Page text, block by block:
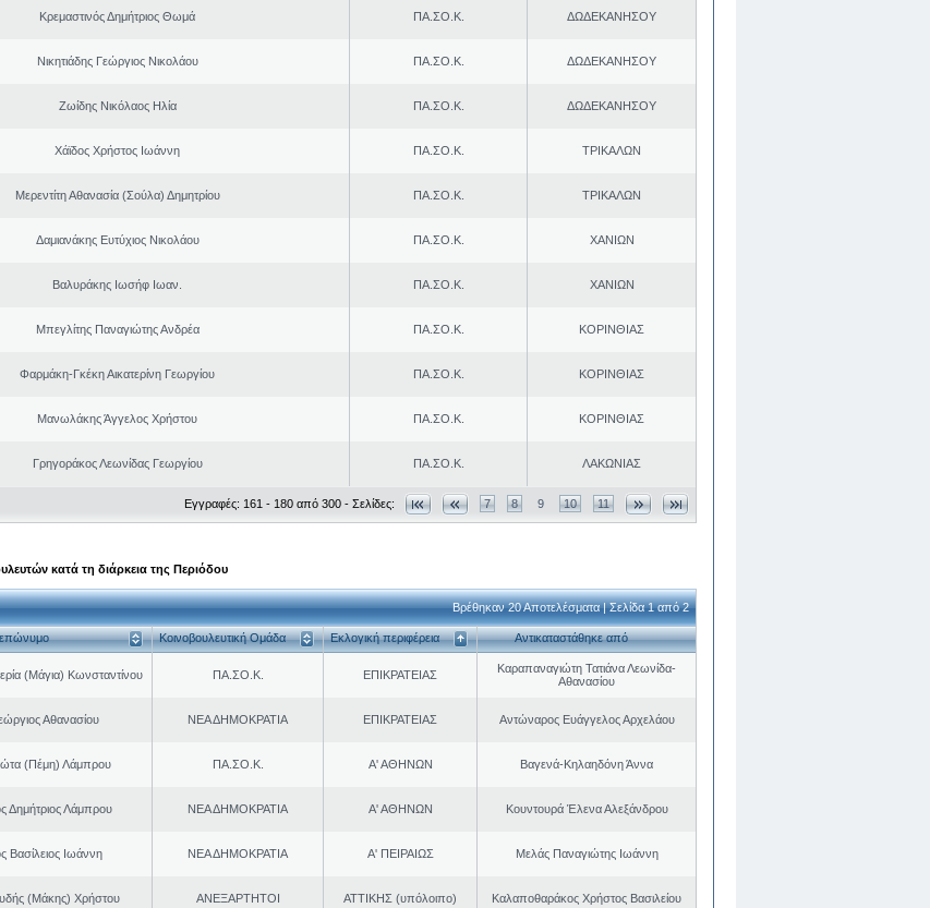
Κρεμαστινός Δημήτριος Θωμά ΠΑ.ΣΟ.Κ. ΔΩΔΕΚΑΝΗΣΟΥ
Νικητιάδης Γεώργιος Νικολάου ΠΑ.ΣΟ.Κ. ΔΩΔΕΚΑΝΗΣΟΥ
Ζωίδης Νικόλαος Ηλία ΠΑ.ΣΟ.Κ. ΔΩΔΕΚΑΝΗΣΟΥ
Χάϊδος Χρήστος Ιωάννη ΠΑ.ΣΟ.Κ. ΤΡΙΚΑΛΩΝ
Μερεντίτη Αθανασία (Σούλα) Δημητρίου ΠΑ.ΣΟ.Κ. ΤΡΙΚΑΛΩΝ
Δαμιανάκης Ευτύχιος Νικολάου ΠΑ.ΣΟ.Κ. ΧΑΝΙΩΝ
Βαλυράκης Ιωσήφ Ιωαν. ΠΑ.ΣΟ.Κ. ΧΑΝΙΩΝ
Μπεγλίτης Παναγιώτης Ανδρέα ΠΑ.ΣΟ.Κ. ΚΟΡΙΝΘΙΑΣ
Φαρμάκη-Γκέκη Αικατερίνη Γεωργίου ΠΑ.ΣΟ.Κ. ΚΟΡΙΝΘΙΑΣ
Μανωλάκης Άγγελος Χρήστου ΠΑ.ΣΟ.Κ. ΚΟΡΙΝΘΙΑΣ
Γρηγοράκος Λεωνίδας Γεωργίου ΠΑ.ΣΟ.Κ. ΛΑΚΩΝΙΑΣ
Εγγραφές: 161 - 180 από 300 - Σελίδες: 7 8 9 10 11
κατά τη διάρκεια της Περιόδου
Βρέθηκαν 20 Αποτελέσματα | Σελίδα 1 από 2
Κοινοβουλευτική Ομάδα Εκλογική περιφέρεια Αντικαταστάθηκε από
(Μάγια) Κωνσταντίνου ΠΑ.ΣΟ.Κ. ΕΠΙΚΡΑΤΕΙΑΣ
Καραπαναγιώτη Τατιάνα Λεωνίδα-
Αθανασίου
Αθανασίου ΝΕΑ ΔΗΜΟΚΡΑΤΙΑ ΕΠΙΚΡΑΤΕΙΑΣ Αντώναρος Ευάγγελος Αρχελάου
(Πέμη) Λάμπρου ΠΑ.ΣΟ.Κ. Α' ΑΘΗΝΩΝ Βαγενά-Κηλαηδόνη Άννα
Δημήτριος Λάμπρου ΝΕΑ ΔΗΜΟΚΡΑΤΙΑ Α' ΑΘΗΝΩΝ Κουντουρά Έλενα Αλεξάνδρου
Βασίλειος Ιωάννη ΝΕΑ ΔΗΜΟΚΡΑΤΙΑ Α' ΠΕΙΡΑΙΩΣ Μελάς Παναγιώτης Ιωάννη
(Μάκης) Χρήστου ΑΝΕΞΑΡΤΗΤΟΙ ΑΤΤΙΚΗΣ (υπόλοιπο) Καλαποθαράκος Χρήστος Βασιλείου